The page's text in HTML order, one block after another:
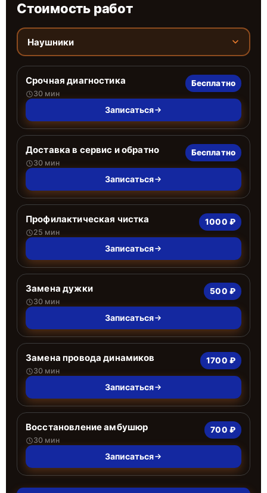
Стоимость работ
Наушники
Срочная диагностика
30 мин
Бесплатно
Записаться
Доставка в сервис и обратно
30 мин
Бесплатно
Записаться
Профилактическая чистка
25 мин
1000 ₽
Записаться
Замена дужки
30 мин
500 ₽
Записаться
Замена провода динамиков
30 мин
1700 ₽
Записаться
Восстановление амбушюр
30 мин
700 ₽
Записаться